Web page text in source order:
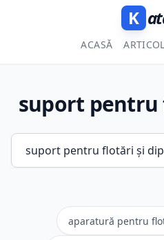
K
ACASĂ
suport pentru
aparatură pentru